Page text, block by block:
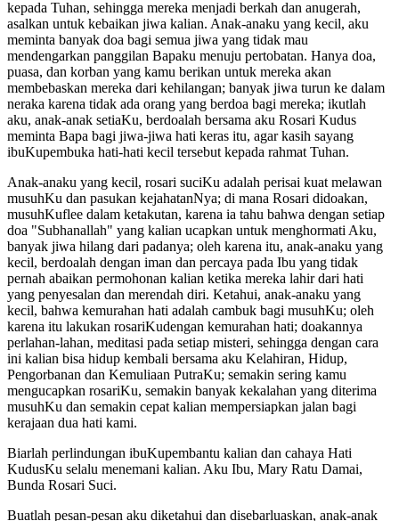
kepada Tuhan, sehingga mereka menjadi berkah dan anugerah,
asalkan untuk kebaikan jiwa kalian. Anak-anaku yang kecil, aku
meminta banyak doa bagi semua jiwa yang tidak mau
mendengarkan panggilan Bapaku menuju pertobatan. Hanya doa,
puasa, dan korban yang kamu berikan untuk mereka akan
membebaskan mereka dari kehilangan; banyak jiwa turun ke dalam
neraka karena tidak ada orang yang berdoa bagi mereka; ikutlah
aku, anak-anak setiaKu, berdoalah bersama aku Rosari Kudus
meminta Bapa bagi jiwa-jiwa hati keras itu, agar kasih sayang
ibuKupembuka hati-hati kecil tersebut kepada rahmat Tuhan.
Anak-anaku yang kecil, rosari suciKu adalah perisai kuat melawan
musuhKu dan pasukan kejahatanNya; di mana Rosari didoakan,
musuhKuflee dalam ketakutan, karena ia tahu bahwa dengan setiap
doa "Subhanallah" yang kalian ucapkan untuk menghormati Aku,
banyak jiwa hilang dari padanya; oleh karena itu, anak-anaku yang
kecil, berdoalah dengan iman dan percaya pada Ibu yang tidak
pernah abaikan permohonan kalian ketika mereka lahir dari hati
yang penyesalan dan merendah diri. Ketahui, anak-anaku yang
kecil, bahwa kemurahan hati adalah cambuk bagi musuhKu; oleh
karena itu lakukan rosariKudengan kemurahan hati; doakannya
perlahan-lahan, meditasi pada setiap misteri, sehingga dengan cara
ini kalian bisa hidup kembali bersama aku Kelahiran, Hidup,
Pengorbanan dan Kemuliaan PutraKu; semakin sering kamu
mengucapkan rosariKu, semakin banyak kekalahan yang diterima
musuhKu dan semakin cepat kalian mempersiapkan jalan bagi
kerajaan dua hati kami.
Biarlah perlindungan ibuKupembantu kalian dan cahaya Hati
KudusKu selalu menemani kalian. Aku Ibu, Mary Ratu Damai,
Bunda Rosari Suci.
Buatlah pesan-pesan aku diketahui dan disebarluaskan, anak-anak